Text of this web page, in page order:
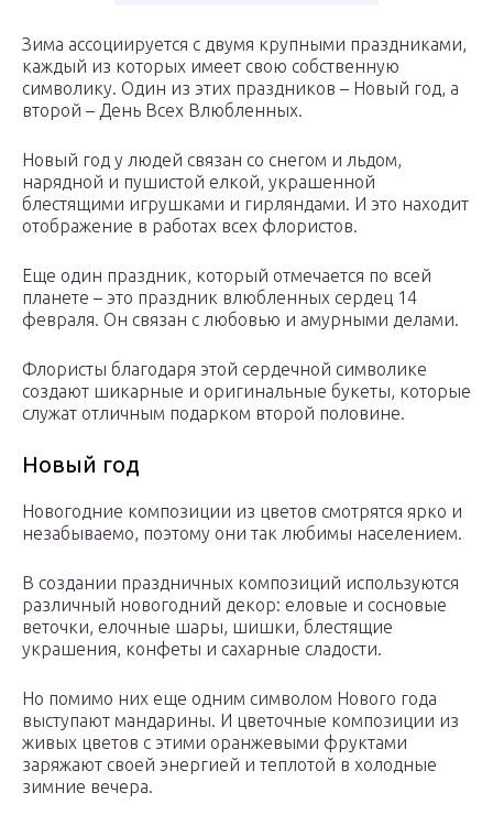
Зима ассоциируется с двумя крупными праздниками,
каждый из которых имеет свою собственную
символику. Один из этих праздников – Новый год, а
второй – День Всех Влюбленных.
Новый год у людей связан со снегом и льдом,
нарядной и пушистой елкой, украшенной
блестящими игрушками и гирляндами. И это находит
отображение в работах всех флористов.
Еще один праздник, который отмечается по всей
планете – это праздник влюбленных сердец 14
февраля. Он связан с любовью и амурными делами.
Флористы благодаря этой сердечной символике
создают шикарные и оригинальные букеты, которые
служат отличным подарком второй половине.
Новый год
Новогодние композиции из цветов смотрятся ярко и
незабываемо, поэтому они так любимы населением.
В создании праздничных композиций используются
различный новогодний декор: еловые и сосновые
веточки, елочные шары, шишки, блестящие
украшения, конфеты и сахарные сладости.
Но помимо них еще одним символом Нового года
выступают мандарины. И цветочные композиции из
живых цветов с этими оранжевыми фруктами
заряжают своей энергией и теплотой в холодные
зимние вечера.